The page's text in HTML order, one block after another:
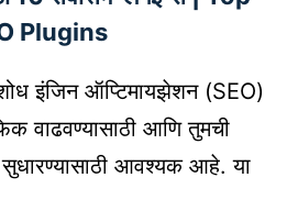
Plugins
इंजिन ऑप्टिमायझेशन (SEO)
वाढवण्यासाठी आणि तुमची
आवश्यक आहे. या